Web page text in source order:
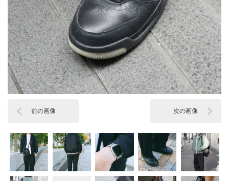
前の画像 次の画像